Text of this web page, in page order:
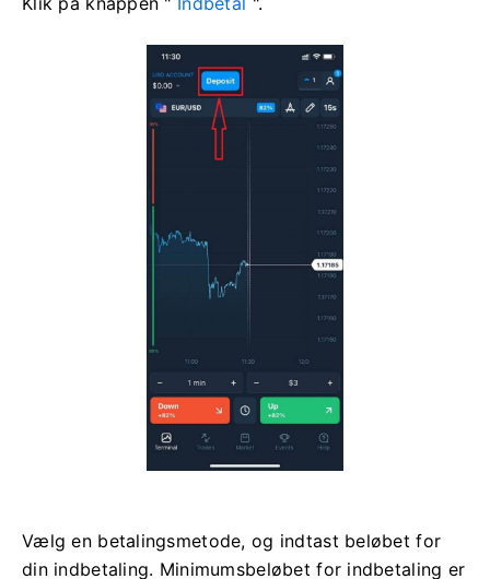
Vælg en betalingsmetode, og indtast beløbet for
din indbetaling. Minimumsbeløbet for indbetaling er